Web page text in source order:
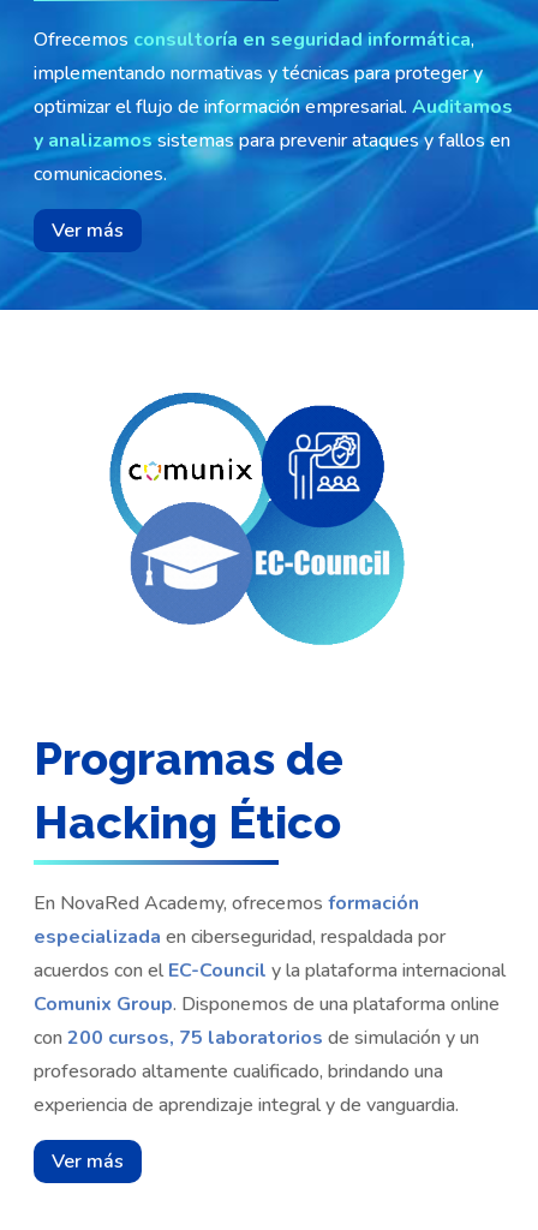
Ofrecemos consultoría en seguridad informática,
implementando normativas y técnicas para proteger y
optimizar el flujo de información empresarial. Auditamos
y analizamossistemas para prevenir ataques y fallos en
comunicaciones.
Ver más
Programas de
Hacking Ético
En NovaRed Academy, ofrecemos formación
especializada en ciberseguridad, respaldada por
acuerdos con elEC-Council y la plataforma internacional
Comunix Group. Disponemos de una plataforma online
con 200 cursos, 75 laboratorios de simulación y un
profesorado altamente cualificado, brindando una
experiencia de aprendizaje integral y de vanguardia.
Ver más